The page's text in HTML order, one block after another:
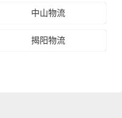
中山物流
揭阳物流